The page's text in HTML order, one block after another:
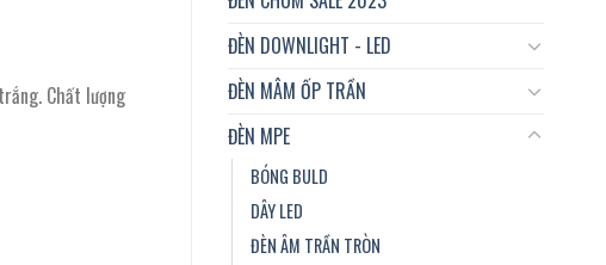
ĐÈN DOWNLIGHT - LED
ĐÈN MÂM ỐP TRẦN
ĐÈN MPE
BÓNG BULD
DÂY LED
ĐÈN ÂM TRẦN TRÒN
Chất lượng